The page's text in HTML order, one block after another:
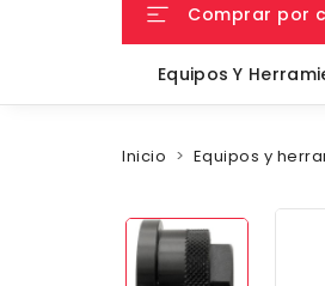
Comprar por
Equipos Y
Inicio Equipos y